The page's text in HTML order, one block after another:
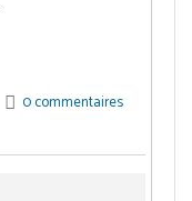
0 commentaires